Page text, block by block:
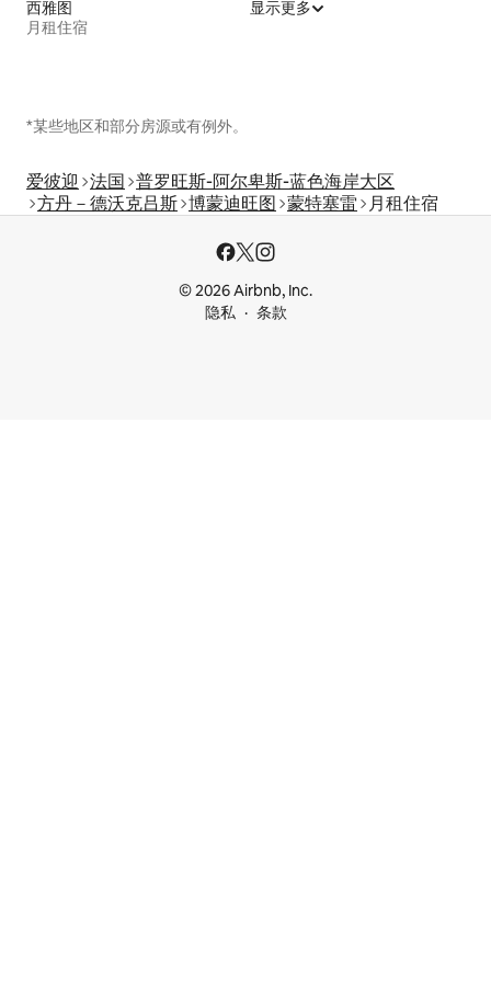
西雅图
月租住宿
显示更多
*某些地区和部分房源或有例外。
爱彼迎 法国 普罗旺斯-阿尔卑斯-蓝色海岸大区
方丹－德沃克吕斯 博蒙迪旺图 蒙特塞雷 月租住宿
© 2026 Airbnb, Inc.
隐私
条款